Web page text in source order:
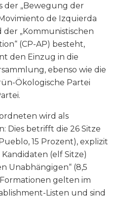
der „Bewegung der
de Izquierda
der „Kommunistischen
(CP-AP) besteht,
den Einzug in die
ebenso wie die
Ökologische Partei
wird als
Dies betrifft die 26 Sitze
15 Prozent), explizit
(elf Sitze)
Unabhängigen“ (8,5
gelten im
Listen und sind